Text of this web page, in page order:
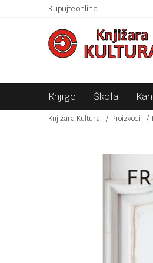
Kupujte online!SIGURNO
Knjige Škola
Knjižara Kultura Proizvodi